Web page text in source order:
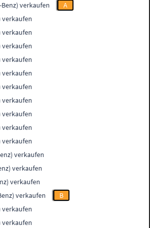
Benz) verkaufen
A
verkaufen
verkaufen
verkaufen
verkaufen
verkaufen
verkaufen
verkaufen
verkaufen
verkaufen
verkaufen
verkaufen
verkaufen
verkaufen
verkaufen
B
verkaufen
verkaufen